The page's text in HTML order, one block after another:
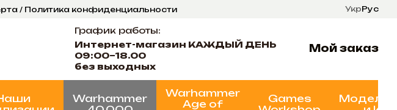
/ Политика конфиденциальности
УкрРус
График работы:
Интернет-магазин КАЖДЫЙ ДЕНЬ
09:00–18.00
без выходных
Мой заказ
Warhammer
Warhammer
Age of
Games